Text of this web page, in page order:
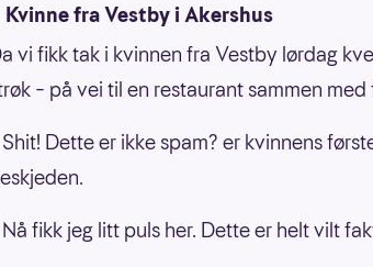
Kvinne fra Vestby i Akershus
vi fikk tak i kvinnen fra Vestby lørdag
– på vei til en restaurant sammen med
Shit! Dette er ikke spam? er kvinnens
Nå fikk jeg litt puls her. Dette er helt vilt